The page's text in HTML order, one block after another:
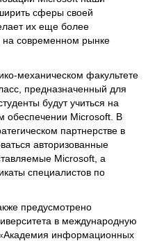
сферы своей
их еще более
на современном рынке
механическом факультете
предназначенный для
будут учиться на
обеспечении Microsoft. В
партнерстве в
авторизованные
Microsoft, а
специалистов по
предусмотрено
в международную
информационных